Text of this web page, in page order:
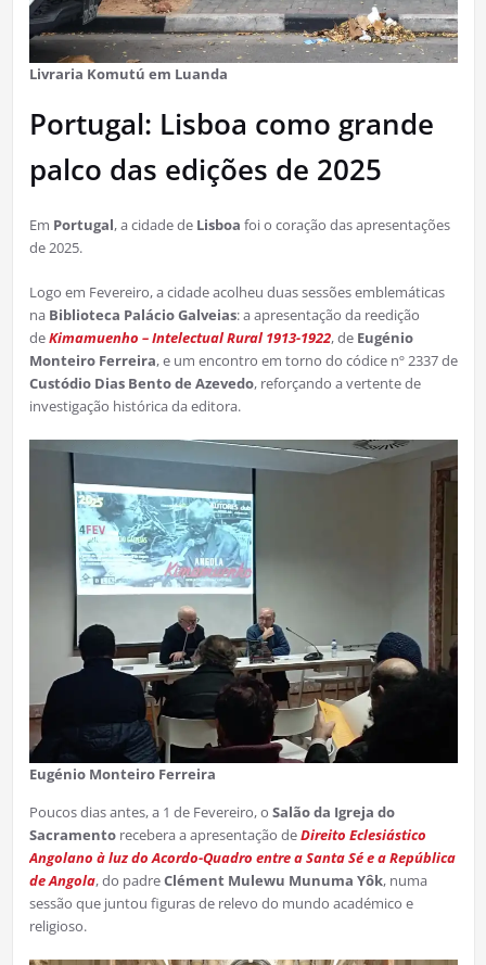
Livraria Komutú em Luanda
Portugal: Lisboa como grande
palco das edições de 2025
Em Portugal, a cidade de Lisboa foi o coração das apresentações
de 2025.
Logo em Fevereiro, a cidade acolheu duas sessões emblemáticas
na Biblioteca Palácio Galveias: a apresentação da reedição
deKimamuenho – Intelectual Rural 1913-1922, de Eugénio
Monteiro Ferreira, e um encontro em torno do códice nº 2337 de
Custódio Dias Bento de Azevedo, reforçando a vertente de
investigação histórica da editora.
Eugénio Monteiro Ferreira
Poucos dias antes, a 1 de Fevereiro, o Salão da Igreja do
Sacramentorecebera a apresentação deDireito Eclesiástico
Angolano à luz do Acordo-Quadro entre a Santa Sé e a República
de Angola, do padreClément Mulewu Munuma Yôk, numa
sessão que juntou figuras de relevo do mundo académico e
religioso.